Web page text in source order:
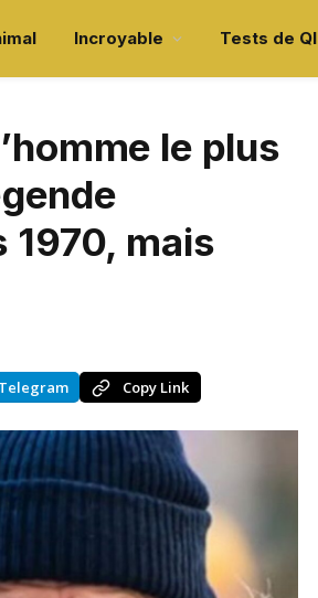
Incroyable Tests de QI
le plus
1970, mais
Telegram Copy Link